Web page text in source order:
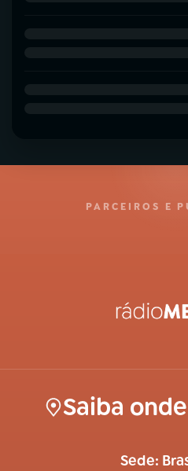
PARCEIROS E
Saiba
Sede: